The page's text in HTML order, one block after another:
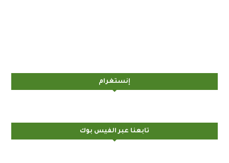
إنستغرام
تابعنا عبر الفيس بوك